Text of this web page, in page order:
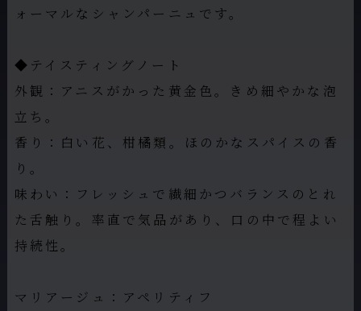
ォーマルなシャンパーニュです。
◆テイスティングノート
外観：アニスがかった黄金色。きめ細やかな泡
立ち。
香り：白い花、柑橘類。ほのかなスパイスの香
り。
味わい：フレッシュで繊細かつバランスのとれ
た舌触り。率直で気品があり、口の中で程よい
持続性。
マリアージュ：アペリティフ